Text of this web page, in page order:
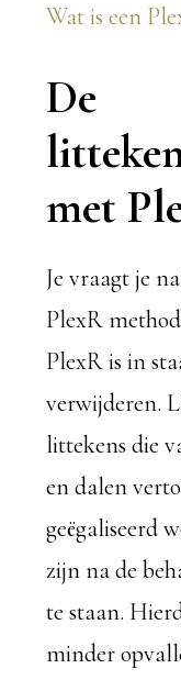
Wat is een
De
met
Je vraagt je
PlexR
PlexR is in
verwijderen.
littekens die
en dalen
geëgaliseerd
zijn na de
te staan.
minder